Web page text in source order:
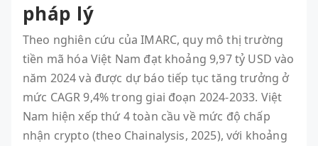
pháp lý
Theo nghiên cứu của IMARC, quy mô thị trường
tiền mã hóa Việt Nam đạt khoảng 9,97 tỷ USD vào
năm 2024 và được dự báo tiếp tục tăng trưởng ở
mức CAGR 9,4% trong giai đoạn 2024-2033. Việt
Nam hiện xếp thứ 4 toàn cầu về mức độ chấp
nhận crypto (theo Chainalysis, 2025), với khoảng